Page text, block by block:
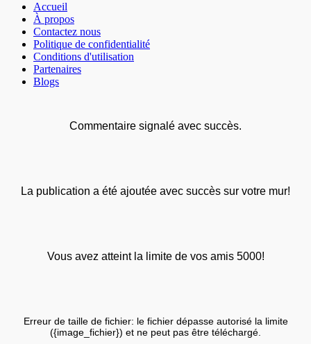
Accueil
À propos
Contactez nous
Politique de confidentialité
Conditions d'utilisation
Partenaires
Blogs
Commentaire signalé avec succès.
La publication a été ajoutée avec succès sur votre mur!
Vous avez atteint la limite de vos amis 5000!
Erreur de taille de fichier: le fichier dépasse autorisé la limite
({image_fichier}) et ne peut pas être téléchargé.